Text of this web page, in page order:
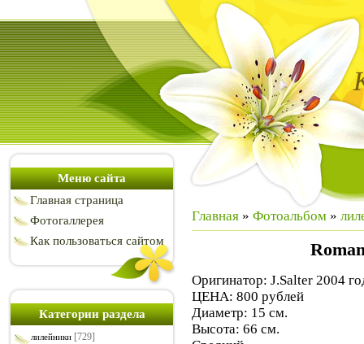
Меню сайта
Главная страница
Фотогаллерея
Как пользоваться сайтом
Категории раздела
лилейники [729]
Главная » Фотоальбом »
Оригинатор: J.Salter 2004
ЦЕНА: 800 рублей
Диаметр: 15 см.
Высота: 66 см.